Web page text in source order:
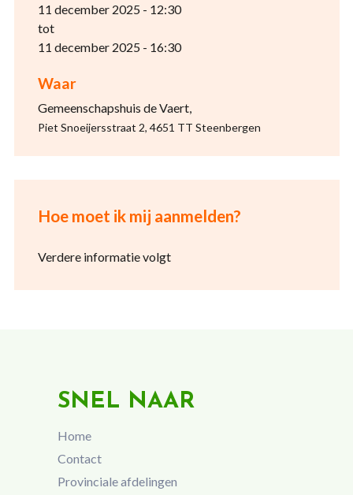
11 december 2025 - 12:30
tot
11 december 2025 - 16:30
Waar
Gemeenschapshuis de Vaert,
Piet Snoeijersstraat 2, 4651 TT Steenbergen
Hoe moet ik mij aanmelden?
Verdere informatie volgt
SNEL NAAR
Home
Contact
Provinciale afdelingen